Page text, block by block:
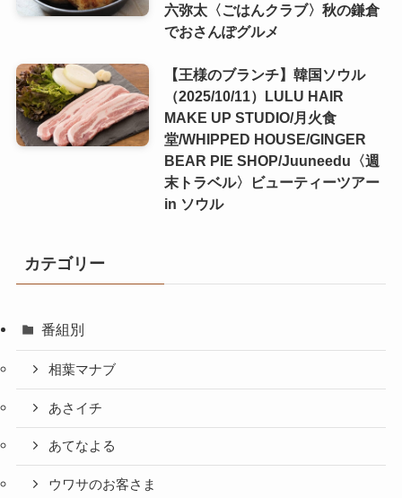
六弥太〈ごはんクラブ〉秋の鎌倉
でおさんぽグルメ
【王様のブランチ】韓国ソウル
（2025/10/11）LULU HAIR
MAKE UP STUDIO/月火食
堂/WHIPPED HOUSE/GINGER
BEAR PIE SHOP/Juuneedu〈週
末トラベル〉ビューティーツアー
in ソウル
カテゴリー
番組別
相葉マナブ
あさイチ
あてなよる
ウワサのお客さま